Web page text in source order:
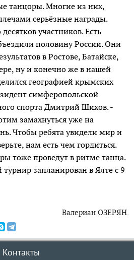
танцоры. Многие из них,
серьёзные награды.
участников. Есть
половину России. Они
в Ростове, Батайске,
ну и конечно же в нашей
географией крымских
симферопольской
спорта Дмитрий Шихов. -
замахнуться уже на
Чтобы ребята увидели мир и
нам есть чем гордиться.
тоже проведут в ритме танца.
запланирован в Ялте с 9
Валериан ОЗЕРЯН.
Контакты